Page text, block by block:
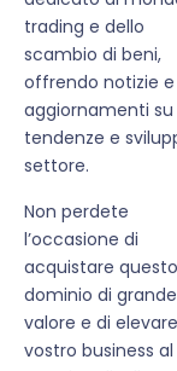
trading e dello
scambio di beni,
offrendo notizie e
aggiornamenti su
tendenze e
settore.
Non perdete
l’occasione di
acquistare questo
dominio di grande
valore e di
vostro business al